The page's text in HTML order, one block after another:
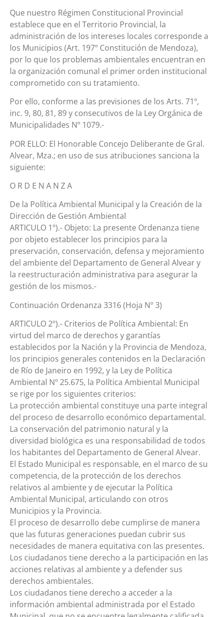
Que nuestro Régimen Constitucional Provincial
establece que en el Territorio Provincial, la
administración de los intereses locales corresponde a
los Municipios (Art. 197º Constitución de Mendoza),
por lo que los problemas ambientales encuentran en
la organización comunal el primer orden institucional
comprometido con su tratamiento.
Por ello, conforme a las previsiones de los Arts. 71º,
inc. 9, 80, 81, 89 y consecutivos de la Ley Orgánica de
Municipalidades Nº 1079.-
POR ELLO: El Honorable Concejo Deliberante de Gral.
Alvear, Mza.; en uso de sus atribuciones sanciona la
siguiente:
O R D E N A N Z A
De la Política Ambiental Municipal y la Creación de la
Dirección de Gestión Ambiental
ARTICULO 1º).- Objeto: La presente Ordenanza tiene
por objeto establecer los principios para la
preservación, conservación, defensa y mejoramiento
del ambiente del Departamento de General Alvear y
la reestructuración administrativa para asegurar la
gestión de los mismos.-
Continuación Ordenanza 3316 (Hoja Nº 3)
ARTICULO 2º).- Criterios de Política Ambiental: En
virtud del marco de derechos y garantías
establecidos por la Nación y la Provincia de Mendoza,
los principios generales contenidos en la Declaración
de Río de Janeiro en 1992, y la Ley de Política
Ambiental Nº 25.675, la Política Ambiental Municipal
se rige por los siguientes criterios:
La protección ambiental constituye una parte integral
del proceso de desarrollo económico departamental.
La conservación del patrimonio natural y la
diversidad biológica es una responsabilidad de todos
los habitantes del Departamento de General Alvear.
El Estado Municipal es responsable, en el marco de su
competencia, de la protección de los derechos
relativos al ambiente y de ejecutar la Política
Ambiental Municipal, articulando con otros
Municipios y la Provincia.
El proceso de desarrollo debe cumplirse de manera
que las futuras generaciones puedan cubrir sus
necesidades de manera equitativa con las presentes.
Los ciudadanos tiene derecho a la participación en las
acciones relativas al ambiente y a defender sus
derechos ambientales.
Los ciudadanos tiene derecho a acceder a la
información ambiental administrada por el Estado